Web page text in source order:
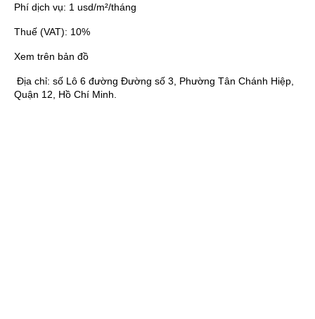
Phí dịch vụ: 1 usd/m²/tháng
Thuế (VAT): 10%
Xem trên bản đồ
Địa chỉ: số Lô 6 đường Đường số 3, Phường Tân Chánh Hiệp,
Quận 12, Hồ Chí Minh.